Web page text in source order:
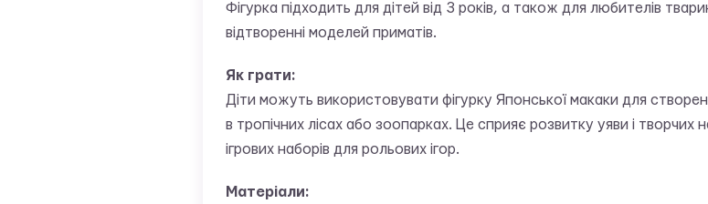
Фігурка підходить для дітей від 3 років, а також для любителів
відтворенні моделей приматів.
Як грати:
Діти можуть використовувати фігурку Японської макаки для
в тропічних лісах або зоопарках. Це сприяє розвитку уяви і
ігрових наборів для рольових ігор.
Матеріали: